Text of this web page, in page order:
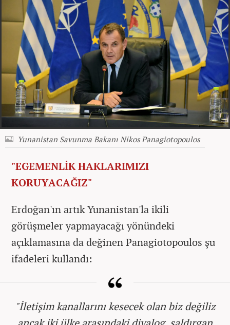
Yunanistan Savunma Bakanı Nikos Panagiotopoulos
"EGEMENLİK HAKLARIMIZI
KORUYACAĞIZ"
Erdoğan'ın artık Yunanistan'la ikili
görüşmeler yapmayacağı yönündeki
açıklamasına da değinen Panagiotopoulos şu
ifadeleri kullandı:
"İletişim kanallarını kesecek olan biz değiliz